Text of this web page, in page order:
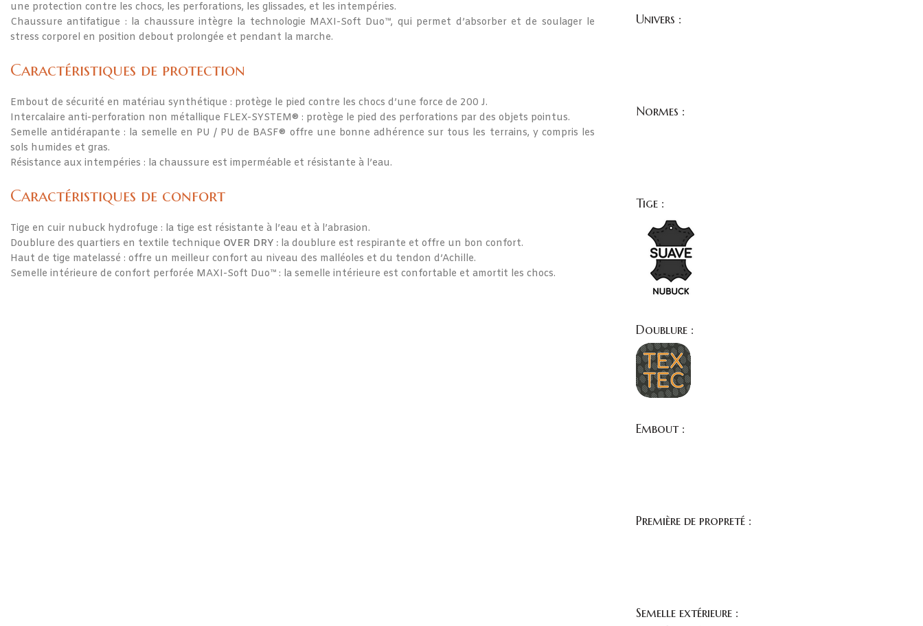
une protection contre les chocs, les perforations, les glissades, et les intempéries.
Chaussure antifatigue : la chaussure intègre la technologie MAXI-Soft Duo™, qui permet d’absorber et de soulager le
stress corporel en position debout prolongée et pendant la marche.
Caractéristiques de protection
Embout de sécurité en matériau synthétique : protège le pied contre les chocs d’une force de 200 J.
Intercalaire anti-perforation non métallique FLEX-SYSTEM® : protège le pied des perforations par des objets pointus.
Semelle antidérapante : la semelle en PU / PU de BASF® offre une bonne adhérence sur tous les terrains, y compris les
sols humides et gras.
Résistance aux intempéries : la chaussure est imperméable et résistante à l’eau.
Caractéristiques de confort
Tige en cuir nubuck hydrofuge : la tige est résistante à l’eau et à l’abrasion.
Doublure des quartiers en textile technique OVER DRY : la doublure est respirante et offre un bon confort.
Haut de tige matelassé : offre un meilleur confort au niveau des malléoles et du tendon d’Achille.
Semelle intérieure de confort perforée MAXI-Soft Duo™ : la semelle intérieure est confortable et amortit les chocs.
Univers :
Normes :
Tige :
Doublure :
Embout :
Première de propreté :
Semelle extérieure :